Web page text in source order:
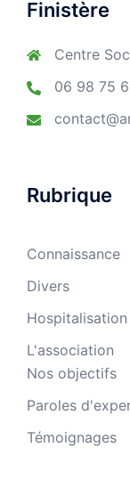
Finistère
Centre
06 98 75
Rubrique
Connaissance
Divers
Hospitalisation
L'association
Nos objectifs
Paroles
Témoignages